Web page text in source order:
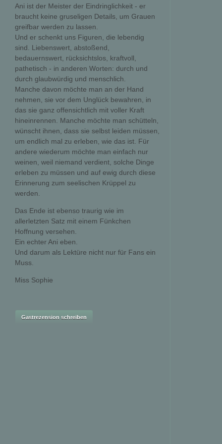
Ani ist der Meister der Eindringlichkeit - er
braucht keine gruseligen Details, um Grauen
greifbar werden zu lassen.
Und er schenkt uns Figuren, die lebendig
sind. Liebenswert, abstoßend,
bedauernswert, rücksichtslos, kraftvoll,
pathetisch - in anderen Worten: durch und
durch glaubwürdig und menschlich.
Manche davon möchte man an der Hand
nehmen, sie vor dem Unglück bewahren, in
das sie ganz offensichtlich mit voller Kraft
hineinrennen. Manche möchte man schütteln,
wünscht ihnen, dass sie selbst leiden müssen,
um endlich mal zu erleben, wie das ist. Für
andere wiederum möchte man einfach nur
weinen, weil niemand verdient, solche Dinge
erleben zu müssen und auf ewig durch diese
Erinnerung zum seelischen Krüppel zu
werden.
Das Ende ist ebenso traurig wie im
allerletzten Satz mit einem Fünkchen
Hoffnung versehen.
Ein echter Ani eben.
Und darum als Lektüre nicht nur für Fans ein
Muss.
Miss Sophie